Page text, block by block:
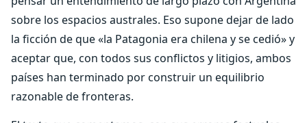
sobre los espacios australes. Eso supone dejar de lado
la ficción de que «la Patagonia era chilena y se cedió» y
aceptar que, con todos sus conflictos y litigios, ambos
países han terminado por construir un equilibrio
razonable de fronteras.